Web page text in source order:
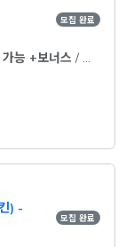
모집 완료
능 +보너스 / 시간당
) -
모집 완료